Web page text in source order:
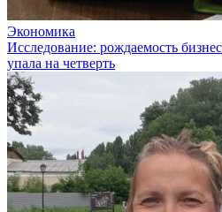
Экономика
Исследование: рождаемость
упала на четверть